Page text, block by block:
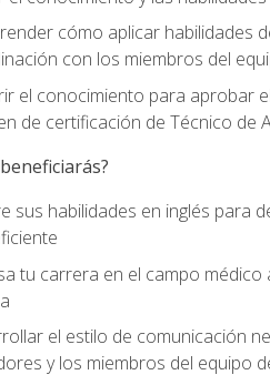
cómo aplicar habilidades
con los miembros del
el conocimiento para aprobar
de certificación de Técnico de
sus habilidades en inglés para
tu carrera en el campo
el estilo de comunicación
y los miembros del equipo